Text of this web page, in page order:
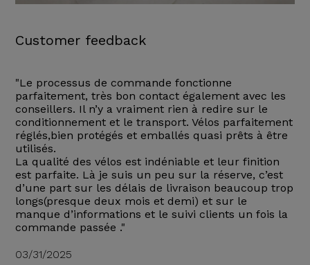
Customer feedback
"Le processus de commande fonctionne
parfaitement, très bon contact également avec les
conseillers. Il n’y a vraiment rien à redire sur le
conditionnement et le transport. Vélos parfaitement
réglés,bien protégés et emballés quasi prêts à être
utilisés.
La qualité des vélos est indéniable et leur finition
est parfaite. Là je suis un peu sur la réserve, c’est
d’une part sur les délais de livraison beaucoup trop
longs(presque deux mois et demi) et sur le
manque d’informations et le suivi clients un fois la
commande passée ."
03/31/2025